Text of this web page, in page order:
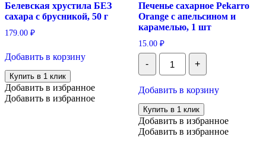
Белевская хрустила БЕЗ
сахара с брусникой, 50 г
179.00 ₽
Добавить в корзину
Купить в 1 клик
Добавить в избранное
Добавить в избранное
Печенье сахарное Pekarro
Orange с апельсином и
карамелью, 1 шт
15.00 ₽
-
Количество
Печенье
сахарное
Orange
с
апельсином
и
карамелью,
+
Добавить в корзину
Купить в 1 клик
Добавить в избранное
Добавить в избранное